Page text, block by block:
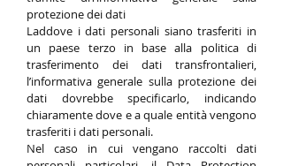
protezione dei dati
Laddove i dati personali siano trasferiti in
un paese terzo in base alla politica di
trasferimento dei dati transfrontalieri,
l’informativa generale sulla protezione dei
dati dovrebbe specificarlo, indicando
chiaramente dove e a quale entità vengono
trasferiti i dati personali.
Nel caso in cui vengano raccolti dati